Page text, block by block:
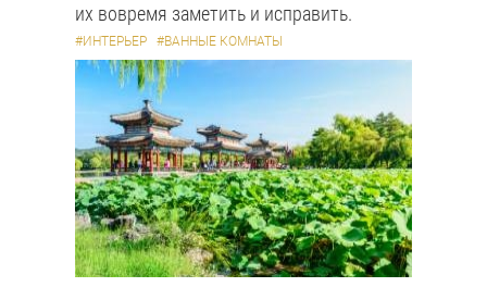
их вовремя заметить и исправить.
#ИНТЕРЬЕР #ВАННЫЕ КОМНАТЫ